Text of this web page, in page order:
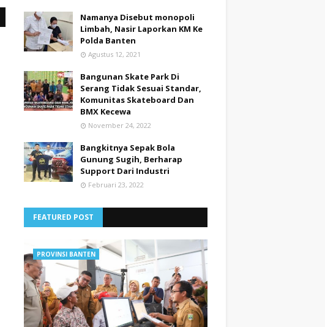
Namanya Disebut monopoli
Limbah, Nasir Laporkan KM Ke
Polda Banten
Agustus 12, 2021
Bangunan Skate Park Di
Serang Tidak Sesuai Standar,
Komunitas Skateboard Dan
BMX Kecewa
November 24, 2022
Bangkitnya Sepak Bola
Gunung Sugih, Berharap
Support Dari Industri
Februari 23, 2022
FEATURED POST
PROVINSI BANTEN